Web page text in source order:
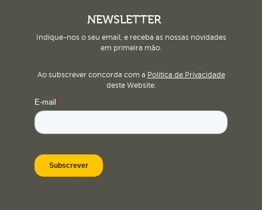
NEWSLETTER
Indique-nos o seu email, e receba as nossas novidades
em primeira mão.
Ao subscrever concorda com a Política de Privacidade
deste Website.